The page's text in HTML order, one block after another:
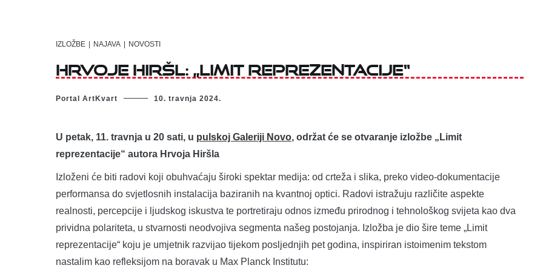
IZLOŽBE NAJAVA NOVOSTI
Hrvoje Hiršl: „Limit reprezentacije“
Portal ArtKvart 10. travnja 2024.
U petak, 11. travnja u 20 sati, u pulskoj Galeriji Novo, održat će se otvaranje izložbe „Limit
reprezentacije“ autora Hrvoja Hiršla
Izloženi će biti radovi koji obuhvaćaju široki spektar medija: od crteža i slika, preko video-dokumentacije
performansa do svjetlosnih instalacija baziranih na kvantnoj optici. Radovi istražuju različite aspekte
realnosti, percepcije i ljudskog iskustva te portretiraju odnos između prirodnog i tehnološkog svijeta kao dva
prividna polariteta, u stvarnosti neodvojiva segmenta našeg postojanja. Izložba je dio šire teme „Limit
reprezentacije“ koju je umjetnik razvijao tijekom posljednjih pet godina, inspiriran istoimenim tekstom
nastalim kao refleksijom na boravak u Max Planck Institutu: